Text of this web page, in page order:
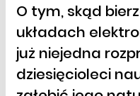
O tym, skąd
układach
już niejedna
dziesięcioleci